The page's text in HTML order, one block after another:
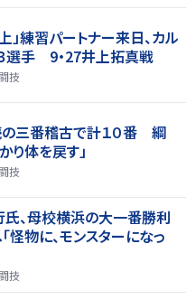
」練習パートナー来日、カル
選手 9・27井上拓真戦
技
の三番稽古で計１０番 綱
り体を戻す」
技
、母校横浜の大一番勝利
物に、モンスターになっ
技